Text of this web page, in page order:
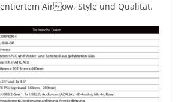
Airow, Style und Qualität.